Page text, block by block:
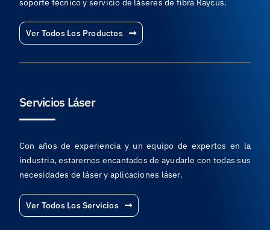
Ver Todos Los Productos
Servicios Láser
Con años de experiencia y un equipo de expertos en la
industria, estaremos encantados de ayudarle con todas sus
necesidades de láser y aplicaciones láser.
Ver Todos Los Servicios